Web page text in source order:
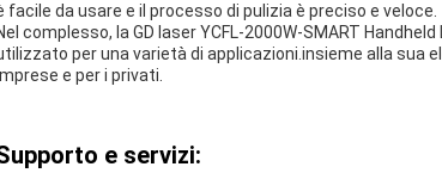
facile da usare e il processo di pulizia è preciso e veloce.
complesso, la GD laser YCFL-2000W-SMART
per una varietà di applicazioni.insieme alla sua
e per i privati.
e servizi: